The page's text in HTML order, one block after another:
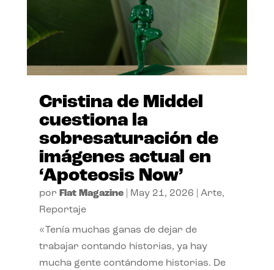
Cristina de Middel
cuestiona la
sobresaturación de
imágenes actual en
‘Apoteosis Now’
por Flat Magazine| May 21, 2026 Arte,
Reportaje
«Tenía muchas ganas de dejar de
trabajar contando historias, ya hay
mucha gente contándome historias. De